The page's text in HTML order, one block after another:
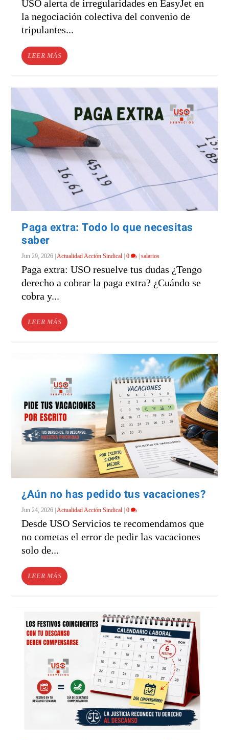
USO alerta de irregularidades en EasyJet en
la negociación colectiva del convenio de
tripulantes...
LEER MÁS
Paga extra: Todo lo que necesitas
saber
Jun 29, 2026 |Actualidad Acción Sindical |0 |salarios
Paga extra: USO resuelve tus dudas ¿Tengo
derecho a cobrar la paga extra? ¿Cuándo se
cobra y...
LEER MÁS
¿Aún no has pedido tus vacaciones?
Jun 24, 2026 |Actualidad Acción Sindical |0
Desde USO Servicios te recomendamos que
no cometas el error de pedir las vacaciones
solo de...
LEER MÁS